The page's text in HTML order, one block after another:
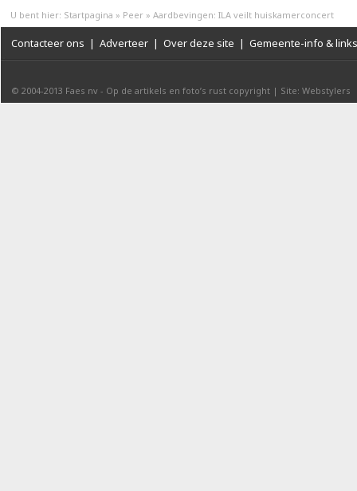
U bent hier: Startpagina » Peer » Aardbevingen: ILA veilt huiskamerconcert
Contacteer ons | Adverteer | Over deze site | Gemeente-info & links
© 2004-2013 Faes nv - Op de artikels en foto’s rust copyright | Site: Webstylers